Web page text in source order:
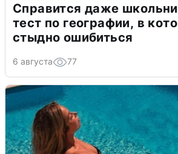
Справится даже
тест по географии, в
стыдно ошибиться
6 августа 77